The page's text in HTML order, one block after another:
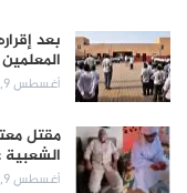
بعد
أغسطس 9, 2026
مقتل
أغسطس 9, 2026